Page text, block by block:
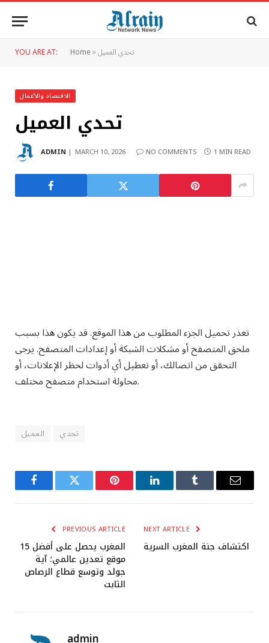
YOU ARE AT: Home»تحدي العميل
الاقتصاد والأعمال
تحدي العميل
ADMIN MARCH 10, 2026 NO COMMENTS 1 MIN READ
تعذر تحميل الجزء المطلوب من هذا الموقع. قد يكون هذا بسبب
ملحق المتصفح أو مشكلات الشبكة أو إعدادات المتصفح. يرجى
التحقق من اتصالك، أو تعطيل أي أدوات لحظر الإعلانات، أو
محاولة استخدام متصفح مختلف.
العميل تحدي
FacebookTwitter Pinterest LinkedInTumblr Email
PREVIOUS ARTICLE
المغرب يحصل على أفضل 15
موقع تعدين عالمي؛ آية
جولد وتوسع قطاع الرصاص
الثابت
NEXT ARTICLE
اكتشاف جنة المغرب السرية